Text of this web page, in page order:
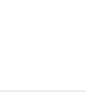
してアクセス
は、Googleか
者の情報を収
取得していま